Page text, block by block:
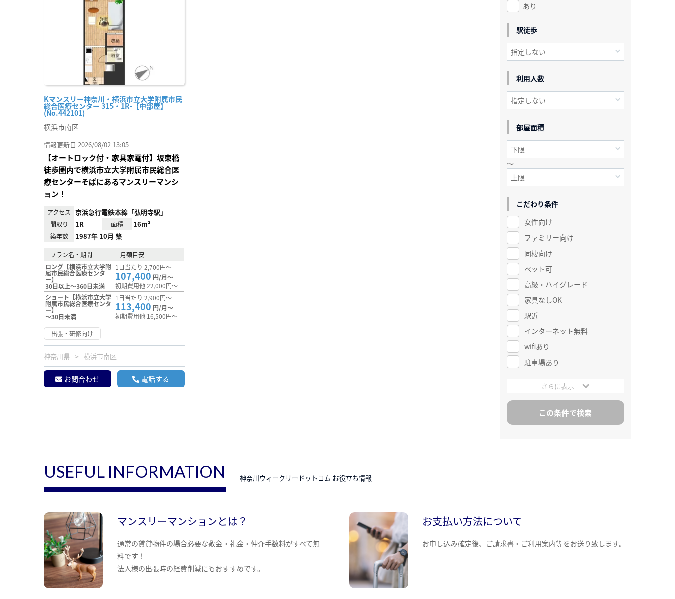
Kマンスリー神奈川・横浜市立大学附属市民
総合医療センター 315・1R-【中部屋】
(No.442101)
横浜市南区
情報更新日 2026/08/02 13:05
【オートロック付・家具家電付】坂東橋
徒歩圏内で横浜市立大学附属市民総合医
療センターそばにあるマンスリーマンシ
ョン！
アクセス 京浜急行電鉄本線「弘明寺駅」
間取り 1R 面積 16m²
築年数 1987年 10月 築
プラン名・期間
月額目安
ロング【横浜市立大学附
属市民総合医療センタ
ー】
30日以上～360日未満
1日当たり 2,700円～
107,400 円/月～
初期費用他 22,000円～
ショート【横浜市立大学
附属市民総合医療センタ
ー】
～30日未満
1日当たり 2,900円～
113,400 円/月～
初期費用他 16,500円～
出張・研修向け
神奈川県 横浜市南区
お問合わせ 電話する
あり
駅徒歩
利用人数
部屋面積
～
こだわり条件
女性向け
ファミリー向け
同棲向け
ペット可
高級・ハイグレード
家具なしOK
駅近
インターネット無料
wifiあり
駐車場あり
さらに表示
USEFUL INFORMATION 神奈川ウィークリードットコム お役立ち情報
マンスリーマンションとは？
通常の賃貸物件の場合必要な敷金・礼金・仲介手数料がすべて無
料です！
法人様の出張時の経費削減にもおすすめです。
お支払い方法について
お申し込み確定後、ご請求書・ご利用案内等をお送り致します。